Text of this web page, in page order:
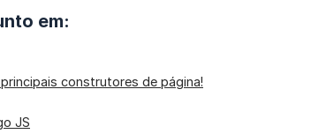
em:
construtores de página!
JS